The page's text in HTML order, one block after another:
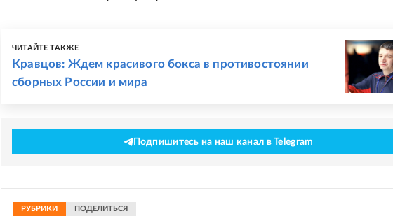
ЧИТАЙТЕ ТАКЖЕ
Кравцов: Ждем красивого бокса в противостоянии
сборных России и мира
Подпишитесь на наш канал в Telegram
РУБРИКИ ПОДЕЛИТЬСЯ